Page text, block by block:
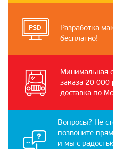
Разработка
бесплатно!
Минимальная
заказа 20 000
доставка по
Вопросы? Не
позвоните
и мы с